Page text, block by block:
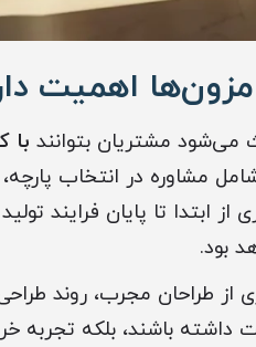
اهمیت
می‌شود مشتریان بتوانند با
مشاوره در انتخاب
تا پایان فرایند
بود.
از طراحان مجرب، روند
داشته باشند، بلکه تجربه